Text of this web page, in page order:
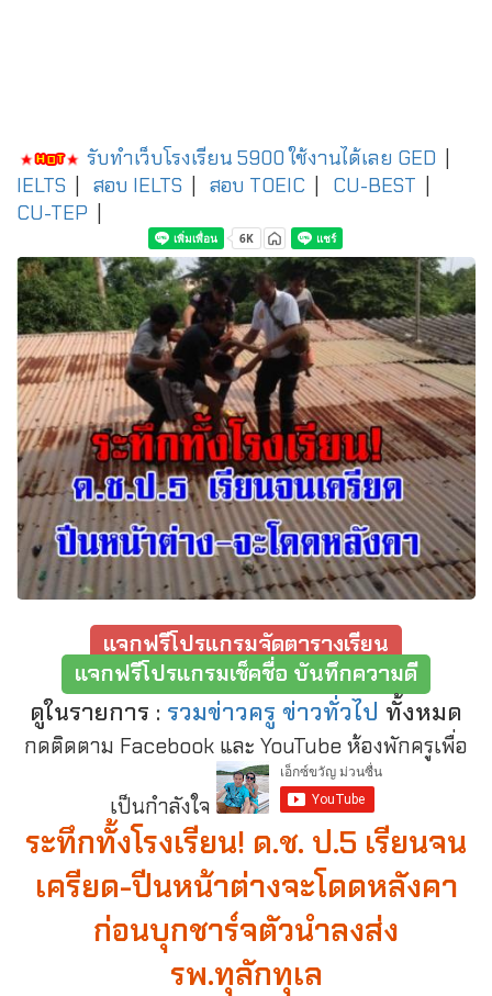
รับทำเว็บโรงเรียน 5900 ใช้งานได้เลย GED
IELTS
สอบ IELTS สอบ TOEIC CU-BEST
CU-TEP
แจกฟรีโปรแกรมจัดตารางเรียน
แจกฟรีโปรแกรมเช็คชื่อ บันทึกความดี
ดูในรายการ : รวมข่าวครู ข่าวทั่วไป ทั้งหมด
กดติดตาม Facebook และ YouTube ห้องพักครูเพื่อ
เป็นกำลังใจ
ระทึกทั้งโรงเรียน! ด.ช. ป.5 เรียนจน
เครียด-ปีนหน้าต่างจะโดดหลังคา
ก่อนบุกชาร์จตัวนำลงส่ง
รพ.ทุลักทุเล